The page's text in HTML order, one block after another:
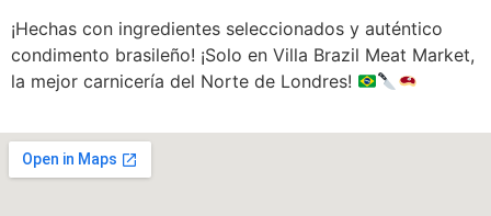
¡Hechas con ingredientes seleccionados y auténtico
condimento brasileño! ¡Solo en Villa Brazil Meat Market,
la mejor carnicería del Norte de Londres!